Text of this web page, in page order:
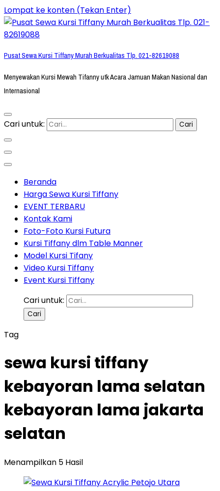
Lompat ke konten (Tekan Enter)
Pusat Sewa Kursi Tiffany Murah Berkualitas Tlp. 021-82619088
Menyewakan Kursi Mewah Tifanny utk Acara Jamuan Makan Nasional dan
Internasional
Cari untuk:
Beranda
Harga Sewa Kursi Tiffany
EVENT TERBARU
Kontak Kami
Foto-Foto Kursi Futura
Kursi Tiffany dlm Table Manner
Model Kursi Tifany
Video Kursi Tiffany
Event Kursi Tiffany
Cari untuk:
Tag
sewa kursi tiffany
kebayoran lama selatan
kebayoran lama jakarta
selatan
Menampilkan 5 Hasil